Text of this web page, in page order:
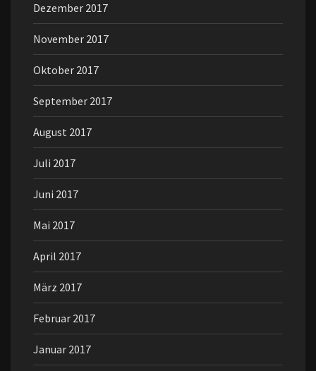
Dezember 2017
November 2017
Oktober 2017
September 2017
August 2017
Juli 2017
Juni 2017
Mai 2017
April 2017
März 2017
Februar 2017
Januar 2017